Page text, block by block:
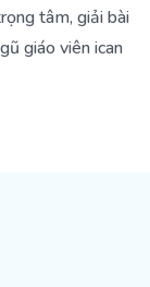
tâm, giải bài
giáo viên ican